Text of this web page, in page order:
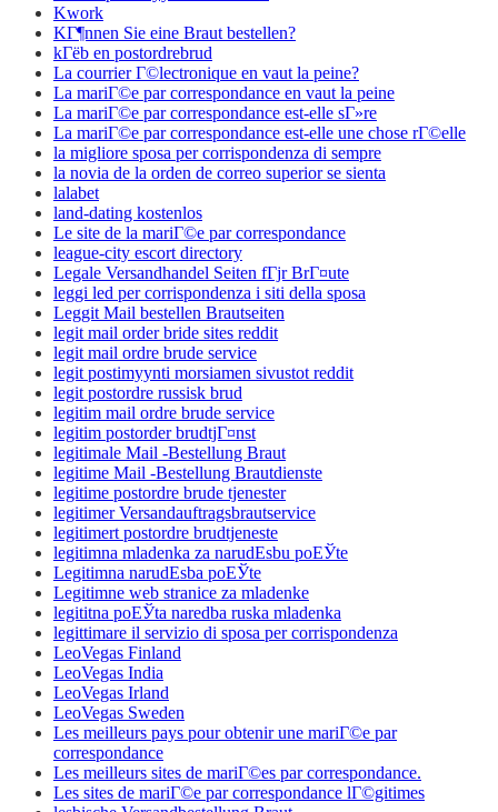
Kwork
KГ¶nnen Sie eine Braut bestellen?
kГёb en postordrebrud
La courrier Г©lectronique en vaut la peine?
La mariГ©e par correspondance en vaut la peine
La mariГ©e par correspondance est-elle sГ»re
La mariГ©e par correspondance est-elle une chose rГ©elle
la migliore sposa per corrispondenza di sempre
la novia de la orden de correo superior se sienta
lalabet
land-dating kostenlos
Le site de la mariГ©e par correspondance
league-city escort directory
Legale Versandhandel Seiten fГјr BrГ¤ute
leggi led per corrispondenza i siti della sposa
Leggit Mail bestellen Brautseiten
legit mail order bride sites reddit
legit mail ordre brude service
legit postimyynti morsiamen sivustot reddit
legit postordre russisk brud
legitim mail ordre brude service
legitim postorder brudtjГ¤nst
legitimale Mail -Bestellung Braut
legitime Mail -Bestellung Brautdienste
legitime postordre brude tjenester
legitimer Versandauftragsbrautservice
legitimert postordre brudtjeneste
legitimna mladenka za narudЕѕbu poЕЎte
Legitimna narudЕѕba poЕЎte
Legitimne web stranice za mladenke
legititna poЕЎta naredba ruska mladenka
legittimare il servizio di sposa per corrispondenza
LeoVegas Finland
LeoVegas India
LeoVegas Irland
LeoVegas Sweden
Les meilleurs pays pour obtenir une mariГ©e par
correspondance
Les meilleurs sites de mariГ©es par correspondance.
Les sites de mariГ©e par correspondance lГ©gitimes